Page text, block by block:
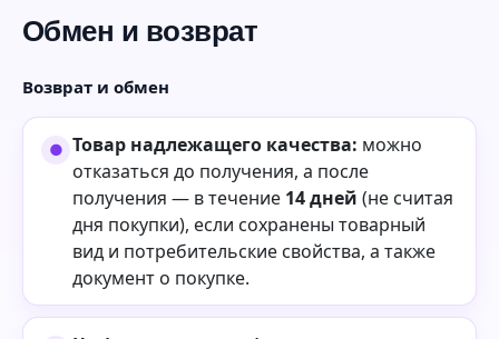
Обмен и возврат
Возврат и обмен
Товар надлежащего качества: можно
отказаться до получения, а после
получения — в течение 14 дней (не считая
дня покупки), если сохранены товарный
вид и потребительские свойства, а также
документ о покупке.